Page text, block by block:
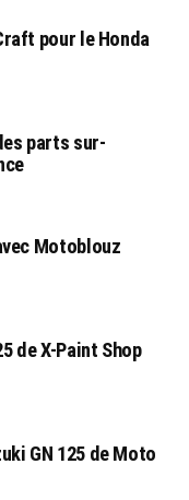
pour le Honda
parts sur-
Motoblouz
de X-Paint Shop
GN 125 de Moto